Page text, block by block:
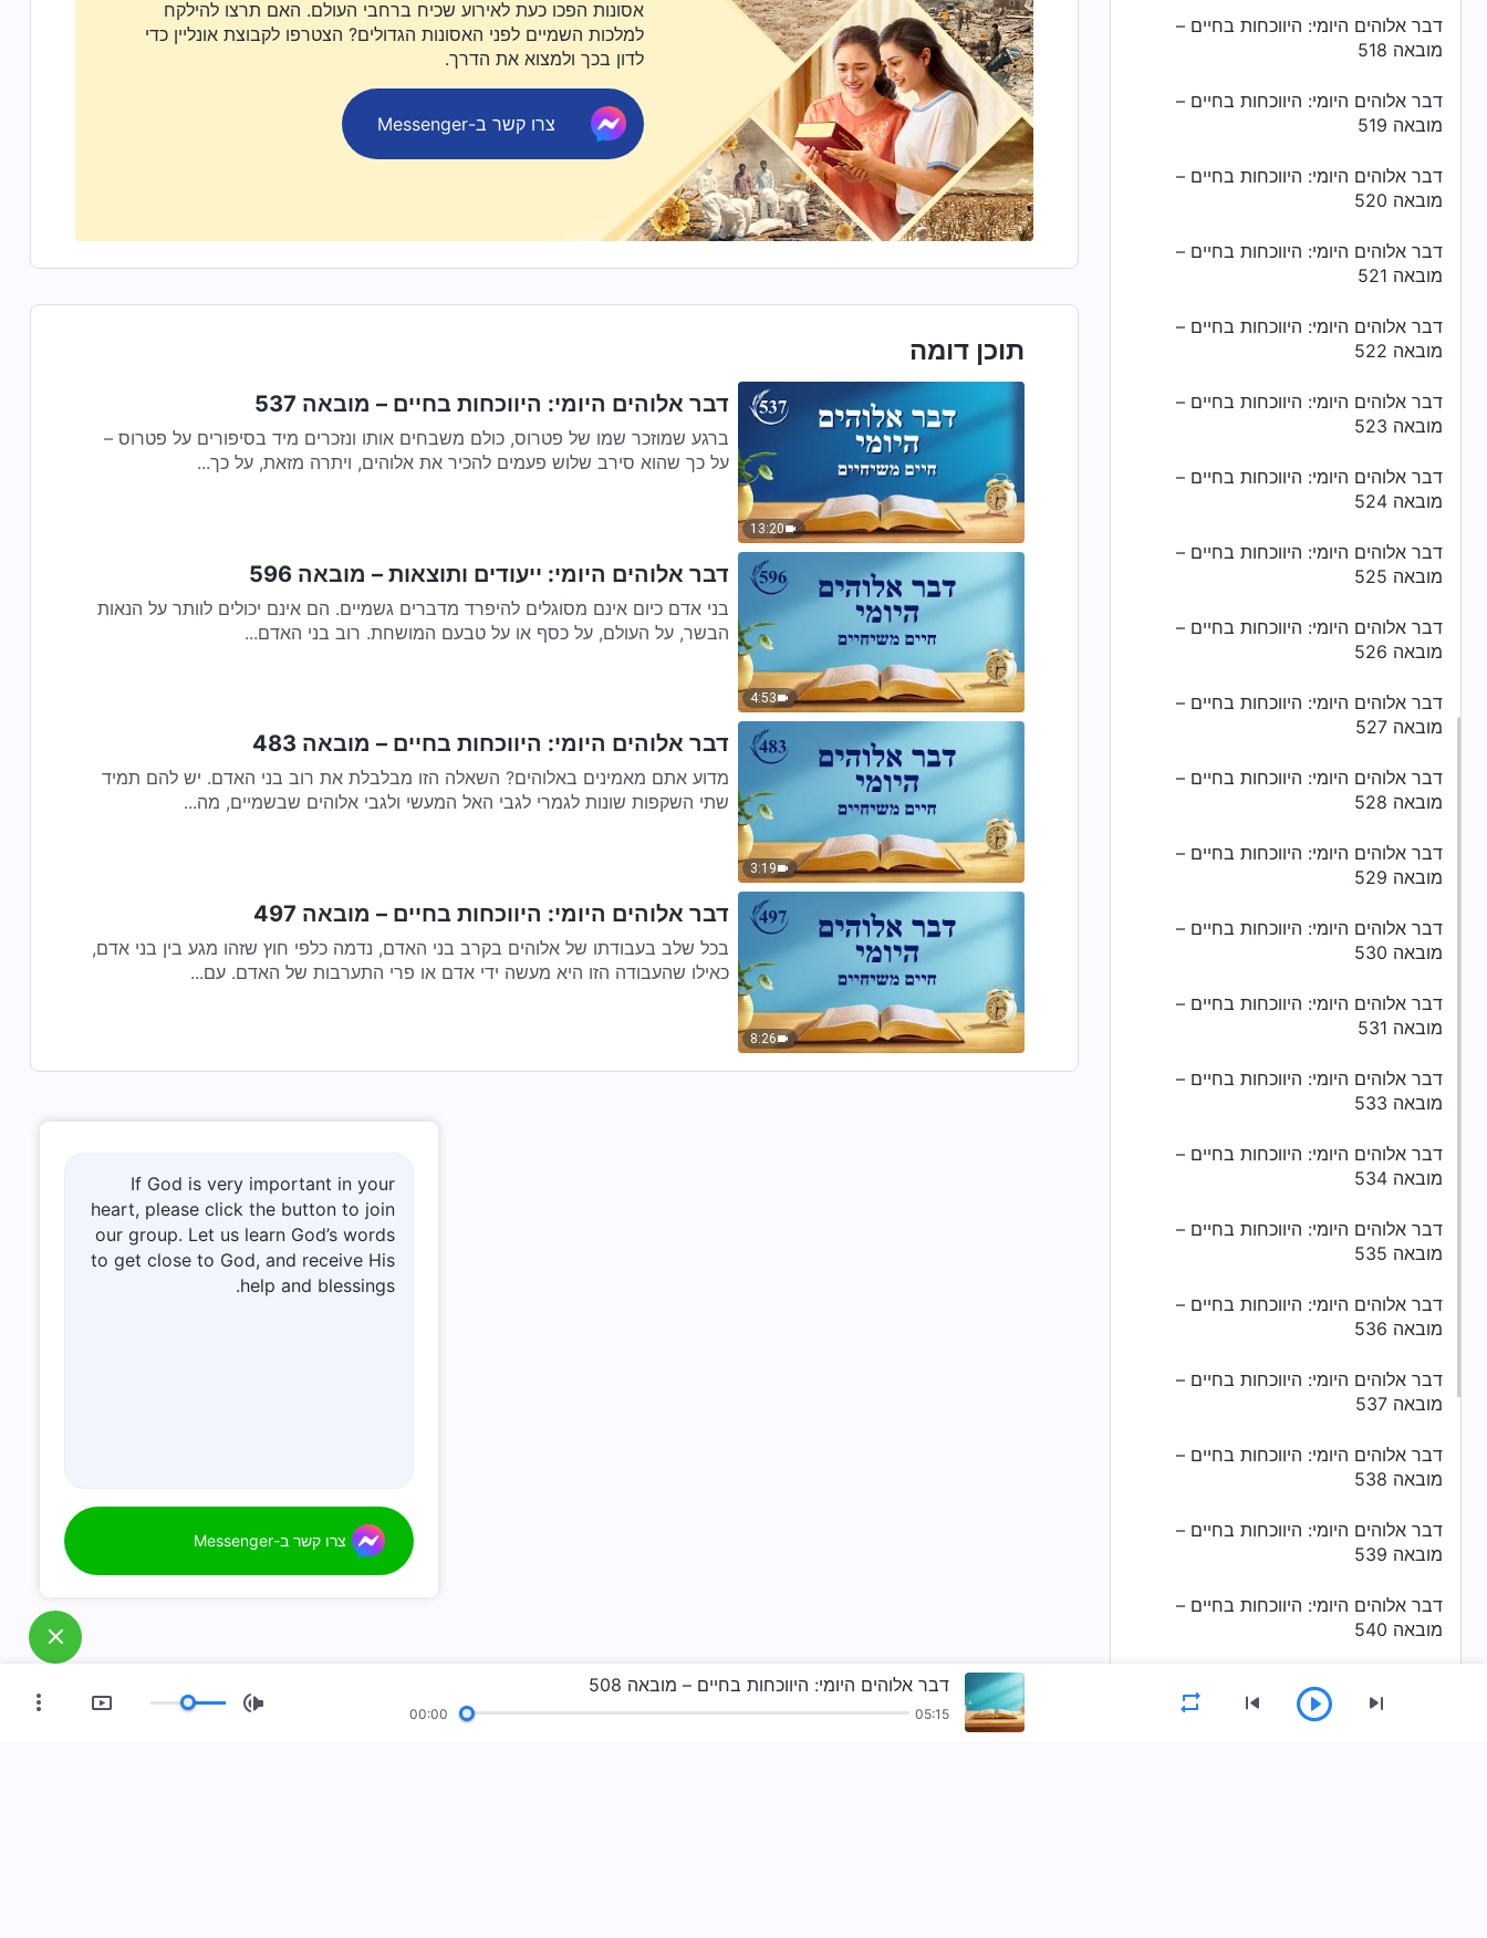
דבר אלוהים היומי: היווכחות בחיים –
מובאה 518
דבר אלוהים היומי: היווכחות בחיים –
מובאה 519
דבר אלוהים היומי: היווכחות בחיים –
מובאה 520
דבר אלוהים היומי: היווכחות בחיים –
מובאה 521
דבר אלוהים היומי: היווכחות בחיים –
מובאה 522
דבר אלוהים היומי: היווכחות בחיים –
מובאה 523
דבר אלוהים היומי: היווכחות בחיים –
מובאה 524
דבר אלוהים היומי: היווכחות בחיים –
מובאה 525
דבר אלוהים היומי: היווכחות בחיים –
מובאה 526
דבר אלוהים היומי: היווכחות בחיים –
מובאה 527
דבר אלוהים היומי: היווכחות בחיים –
מובאה 528
דבר אלוהים היומי: היווכחות בחיים –
מובאה 529
דבר אלוהים היומי: היווכחות בחיים –
מובאה 530
דבר אלוהים היומי: היווכחות בחיים –
מובאה 531
דבר אלוהים היומי: היווכחות בחיים –
מובאה 533
דבר אלוהים היומי: היווכחות בחיים –
מובאה 534
דבר אלוהים היומי: היווכחות בחיים –
מובאה 535
דבר אלוהים היומי: היווכחות בחיים –
מובאה 536
דבר אלוהים היומי: היווכחות בחיים –
מובאה 537
דבר אלוהים היומי: היווכחות בחיים –
מובאה 538
דבר אלוהים היומי: היווכחות בחיים –
מובאה 539
דבר אלוהים היומי: היווכחות בחיים –
מובאה 540
דבר אלוהים היומי: היווכחות בחיים –
אסונות הפכו כעת לאירוע שכיח ברחבי העולם. האם תרצו להילקח
למלכות השמיים לפני האסונות הגדולים? הצטרפו לקבוצת אונליין כדי
לדון בכך ולמצוא את הדרך.
צרו קשר ב-Messenger
תוכן דומה
13:20
דבר אלוהים היומי: היווכחות בחיים – מובאה 537
ברגע שמוזכר שמו של פטרוס, כולם משבחים אותו ונזכרים מיד בסיפורים על פטרוס –
על כך שהוא סירב שלוש פעמים להכיר את אלוהים, ויתרה מזאת, על כך...
4:53
דבר אלוהים היומי: ייעודים ותוצאות – מובאה 596
בני אדם כיום אינם מסוגלים להיפרד מדברים גשמיים. הם אינם יכולים לוותר על הנאות
הבשר, על העולם, על כסף או על טבעם המושחת. רוב בני האדם...
3:19
דבר אלוהים היומי: היווכחות בחיים – מובאה 483
מדוע אתם מאמינים באלוהים? השאלה הזו מבלבלת את רוב בני האדם. יש להם תמיד
שתי השקפות שונות לגמרי לגבי האל המעשי ולגבי אלוהים שבשמיים, מה...
8:26
דבר אלוהים היומי: היווכחות בחיים – מובאה 497
בכל שלב בעבודתו של אלוהים בקרב בני האדם, נדמה כלפי חוץ שזהו מגע בין בני אדם,
כאילו שהעבודה הזו היא מעשה ידי אדם או פרי התערבות של האדם. עם...
If God is very important in your
heart, please click the button to join
our group. Let us learn God’s words
to get close to God, and receive His
help and blessings.
צרו קשר ב-Messenger
דבר אלוהים היומי: היווכחות בחיים – מובאה 508
00:00 05:15